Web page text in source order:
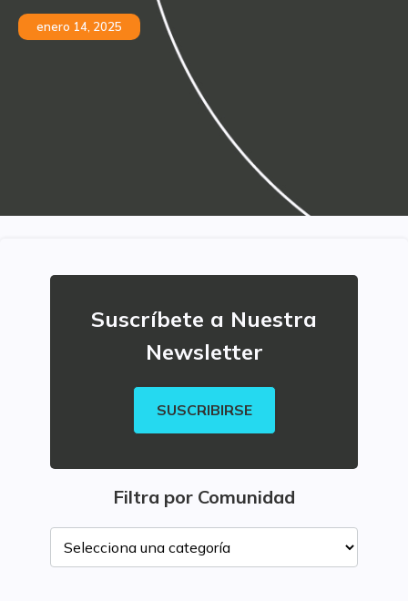
enero 14, 2025
Suscríbete a Nuestra
Newsletter
SUSCRIBIRSE
Filtra por Comunidad